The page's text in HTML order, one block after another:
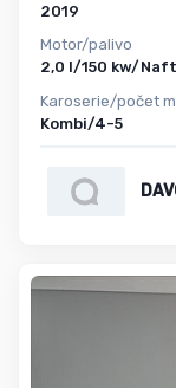
2019
Motor/palivo
2,0 l/150 kw/
Karoserie/počet
Kombi/4-5